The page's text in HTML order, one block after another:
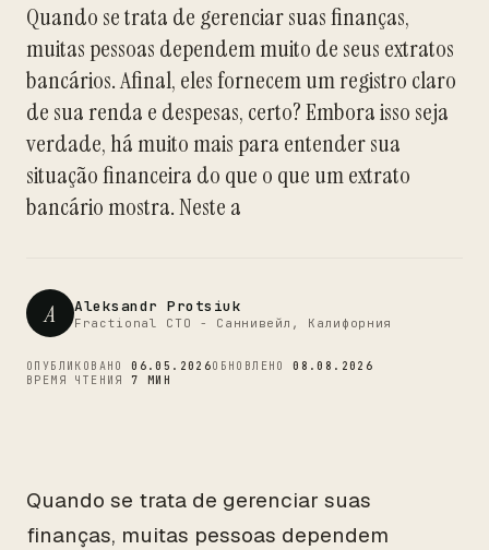
Quando se trata de gerenciar suas finanças,
muitas pessoas dependem muito de seus extratos
bancários. Afinal, eles fornecem um registro claro
de sua renda e despesas, certo? Embora isso seja
verdade, há muito mais para entender sua
situação financeira do que o que um extrato
bancário mostra. Neste a
A Aleksandr Protsiuk
Fractional CTO - Саннивейл, Калифорния
ОПУБЛИКОВАНО06.05.2026ОБНОВЛЕНО08.08.2026
ВРЕМЯ ЧТЕНИЯ7 МИН
Quando se trata de gerenciar suas
finanças, muitas pessoas dependem